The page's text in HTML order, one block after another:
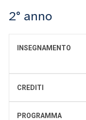
2° anno
INSEGNAMENTO
CREDITI
PROGRAMMA